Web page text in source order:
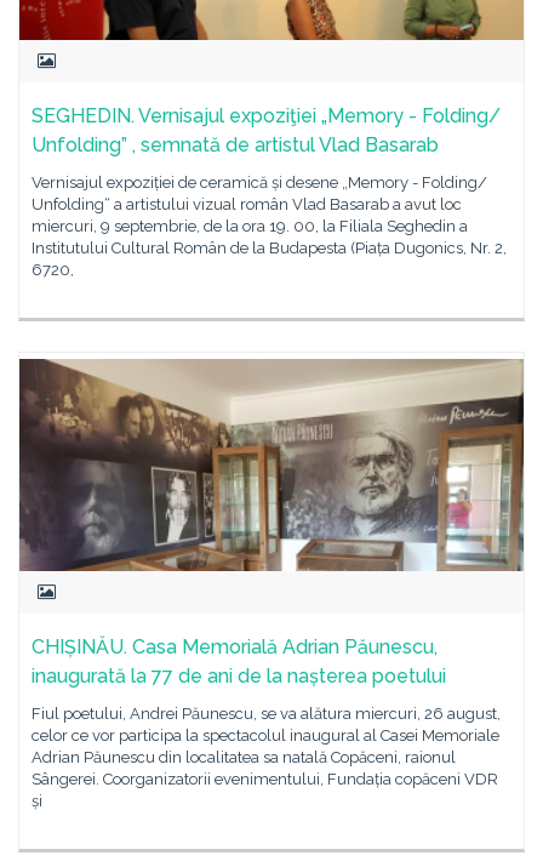
SEGHEDIN. Vernisajul expoziţiei „Memory - Folding/
Unfolding” , semnată de artistul Vlad Basarab
Vernisajul expoziției de ceramică și desene „Memory - Folding/
Unfolding“ a artistului vizual român Vlad Basarab a avut loc
miercuri, 9 septembrie, de la ora 19. 00, la Filiala Seghedin a
Institutului Cultural Român de la Budapesta (Piața Dugonics, Nr. 2,
6720,
CHIȘINĂU. Casa Memorială Adrian Păunescu,
inaugurată la 77 de ani de la nașterea poetului
Fiul poetului, Andrei Păunescu, se va alătura miercuri, 26 august,
celor ce vor participa la spectacolul inaugural al Casei Memoriale
Adrian Păunescu din localitatea sa natală Copăceni, raionul
Sângerei. Coorganizatorii evenimentului, Fundația copăceni VDR
și